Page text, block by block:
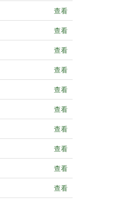
查看
查看
查看
查看
查看
查看
查看
查看
查看
查看